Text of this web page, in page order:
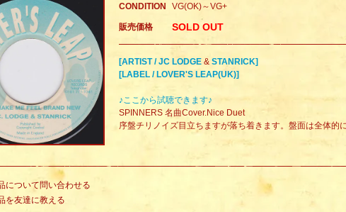
CONDITION VG(OK)～VG+
販売価格 SOLD OUT
[ARTIST / JC LODGE & STANRICK]
[LABEL / LOVER'S LEAP(UK)]
♪ここから試聴できます♪
SPINNERS 名曲Cover.Nice Duet
序盤チリノイズ目立ちますが落ち着きます。盤面は全体的
について問い合わせる
を友達に教える